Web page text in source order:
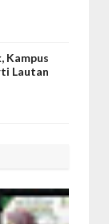
Kampus
Lautan